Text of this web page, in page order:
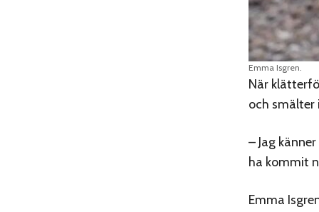
Emma Isgren.
När
och smälter
– Jag
ha kommit
Emma